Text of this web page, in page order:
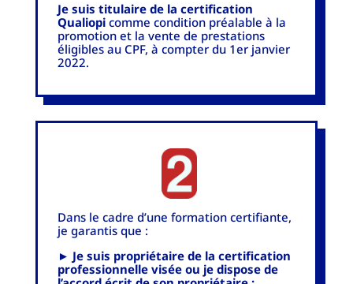
Je suis titulaire de la certification
Qualiopicomme condition préalable à la
promotion et la vente de prestations
éligibles au CPF, à compter du 1er janvier
2022.
Dans le cadre d’une formation certifiante,
je garantis que :
► Je suis propriétaire de la certification
professionnelle visée ou je dispose de